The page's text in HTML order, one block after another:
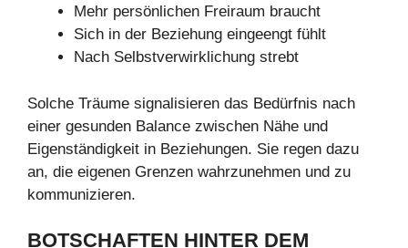
Mehr persönlichen Freiraum braucht
Sich in der Beziehung eingeengt fühlt
Nach Selbstverwirklichung strebt
Solche Träume signalisieren das Bedürfnis nach
einer gesunden Balance zwischen Nähe und
Eigenständigkeit in Beziehungen. Sie regen dazu
an, die eigenen Grenzen wahrzunehmen und zu
kommunizieren.
BOTSCHAFTEN HINTER DEM